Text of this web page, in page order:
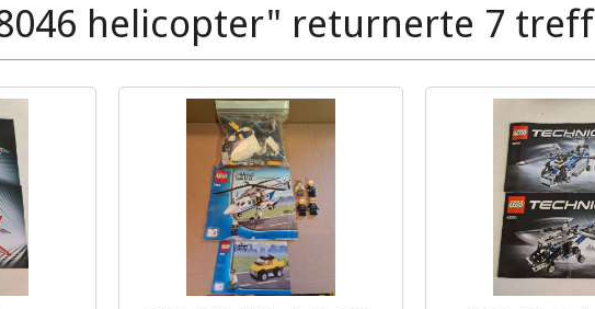
helicopter" returnerte 7 treff